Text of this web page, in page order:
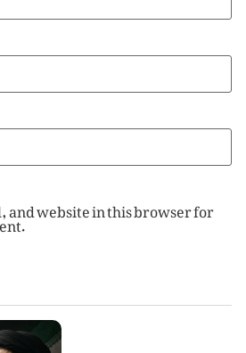
and website in this browser for